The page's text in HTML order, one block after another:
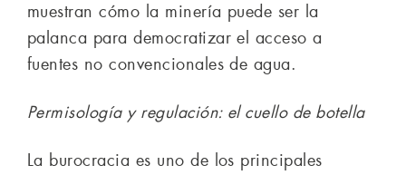
muestran cómo la minería puede ser la
palanca para democratizar el acceso a
fuentes no convencionales de agua.
Permisología y regulación: el cuello de botella
La burocracia es uno de los principales